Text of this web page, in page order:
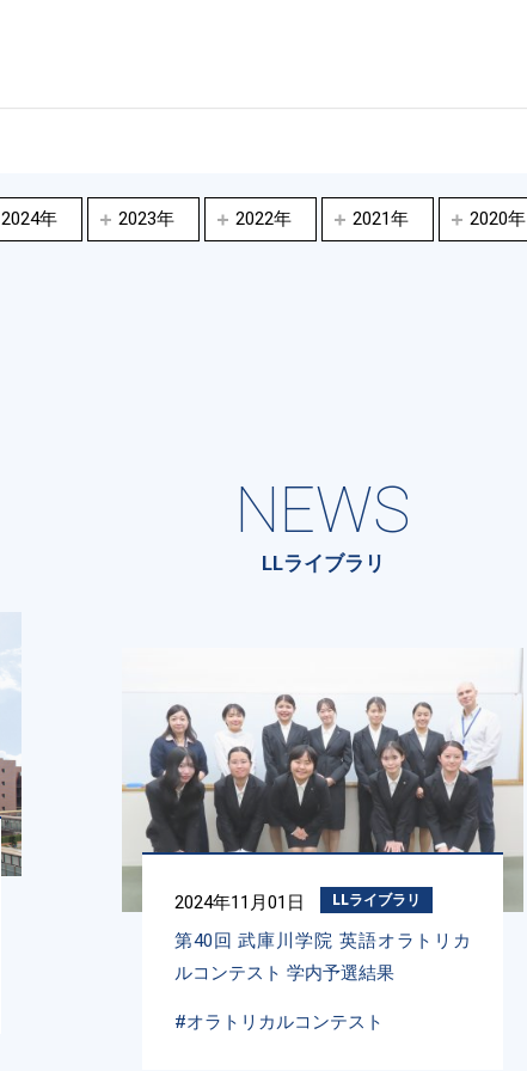
2024年 2023年 2022年 2021年 2020年
NEWS
LLライブラリ
2024年11月01日 LLライブラリ
第40回 武庫川学院 英語オラトリカ
ルコンテスト 学内予選結果
#オラトリカルコンテスト